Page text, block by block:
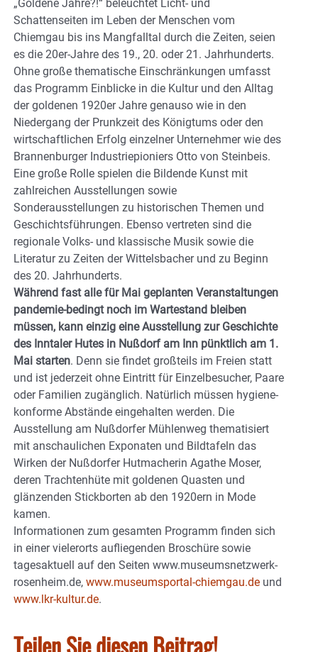
„Goldene Jahre?!“ beleuchtet Licht- und
Schattenseiten im Leben der Menschen vom
Chiemgau bis ins Mangfalltal durch die Zeiten, seien
es die 20er-Jahre des 19., 20. oder 21. Jahrhunderts.
Ohne große thematische Einschränkungen umfasst
das Programm Einblicke in die Kultur und den Alltag
der goldenen 1920er Jahre genauso wie in den
Niedergang der Prunkzeit des Königtums oder den
wirtschaftlichen Erfolg einzelner Unternehmer wie des
Brannenburger Industriepioniers Otto von Steinbeis.
Eine große Rolle spielen die Bildende Kunst mit
zahlreichen Ausstellungen sowie
Sonderausstellungen zu historischen Themen und
Geschichtsführungen. Ebenso vertreten sind die
regionale Volks- und klassische Musik sowie die
Literatur zu Zeiten der Wittelsbacher und zu Beginn
des 20. Jahrhunderts.
Während fast alle für Mai geplanten Veranstaltungen
pandemie-bedingt noch im Wartestand bleiben
müssen, kann einzig eine Ausstellung zur Geschichte
des Inntaler Hutes in Nußdorf am Inn pünktlich am 1.
Mai starten. Denn sie findet großteils im Freien statt
und ist jederzeit ohne Eintritt für Einzelbesucher, Paare
oder Familien zugänglich. Natürlich müssen hygiene-
konforme Abstände eingehalten werden. Die
Ausstellung am Nußdorfer Mühlenweg thematisiert
mit anschaulichen Exponaten und Bildtafeln das
Wirken der Nußdorfer Hutmacherin Agathe Moser,
deren Trachtenhüte mit goldenen Quasten und
glänzenden Stickborten ab den 1920ern in Mode
kamen.
Informationen zum gesamten Programm finden sich
in einer vielerorts aufliegenden Broschüre sowie
tagesaktuell auf den Seiten www.museumsnetzwerk-
rosenheim.de, www.museumsportal-chiemgau.de und
www.lkr-kultur.de.
Teilen Sie diesen Beitrag!